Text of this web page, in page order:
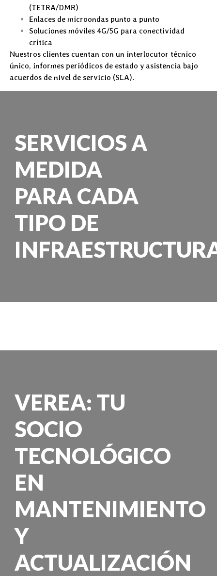
(TETRA/DMR)
Enlaces de microondas punto a punto
Soluciones móviles 4G/5G para conectividad
crítica
Nuestros clientes cuentan con un interlocutor técnico
único, informes periódicos de estado y asistencia bajo
acuerdos de nivel de servicio (SLA).
SERVICIOS A
MEDIDA
PARA CADA
TIPO DE
VEREA: TU
SOCIO
TECNOLÓGICO
EN
MANTENIMIENTO
Y
ACTUALIZACIÓN